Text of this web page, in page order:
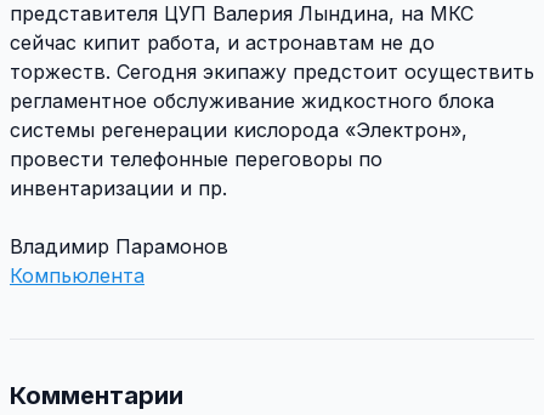
представителя ЦУП Валерия Лындина, на МКС
сейчас кипит работа, и астронавтам не до
торжеств. Сегодня экипажу предстоит осуществить
регламентное обслуживание жидкостного блока
системы регенерации кислорода «Электрон»,
провести телефонные переговоры по
инвентаризации и пр.
Владимир Парамонов
Компьюлента
Комментарии